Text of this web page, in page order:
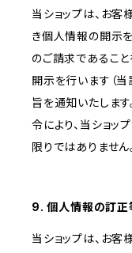
当ショップは、お
き個人情報の開示
のご請求であること
開示を行います（
旨を通知いたします
令により、当ショッ
限りではありません
9. 個人情報の訂正
当ショップは、お